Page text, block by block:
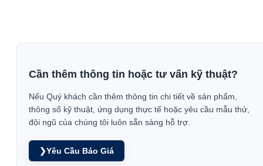
Cần thêm thông tin hoặc tư vấn kỹ thuật?
Nếu Quý khách cần thêm thông tin chi tiết về sản phẩm,
thông số kỹ thuật, ứng dụng thực tế hoặc yêu cầu mẫu thử,
đội ngũ của chúng tôi luôn sẵn sàng hỗ trợ.
❯Yêu Cầu Báo Giá